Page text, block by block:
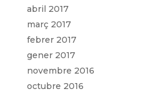
abril 2017
març 2017
febrer 2017
gener 2017
novembre 2016
octubre 2016